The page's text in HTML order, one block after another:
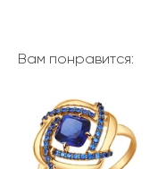
Вам понравится: